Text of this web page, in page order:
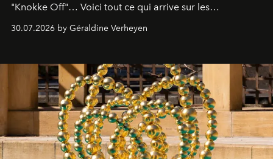
"Knokke Off"… Voici tout ce qui arrive sur les
30.07.2026 by Géraldine Verheyen